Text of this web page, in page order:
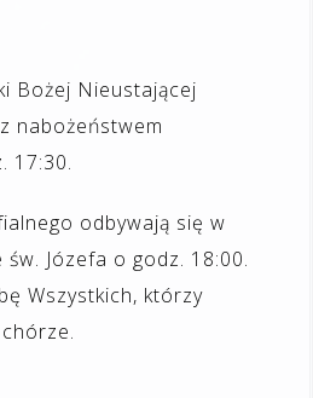
Bożej Nieustającej
nabożeństwem
17:30.
odbywają się w
Józefa o godz. 18:00.
Wszystkich, którzy